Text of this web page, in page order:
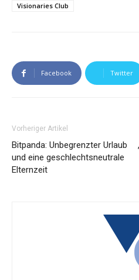
Visionaries Club
Facebook Twitter
Vorheriger Artikel
Bitpanda: Unbegrenzter Urlaub
und eine geschlechtsneutrale
Elternzeit